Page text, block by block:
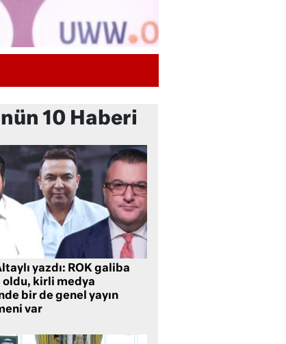
10 Haberi
yazdı: ROK galiba
oldu, kirli medya
bir de genel yayın
var